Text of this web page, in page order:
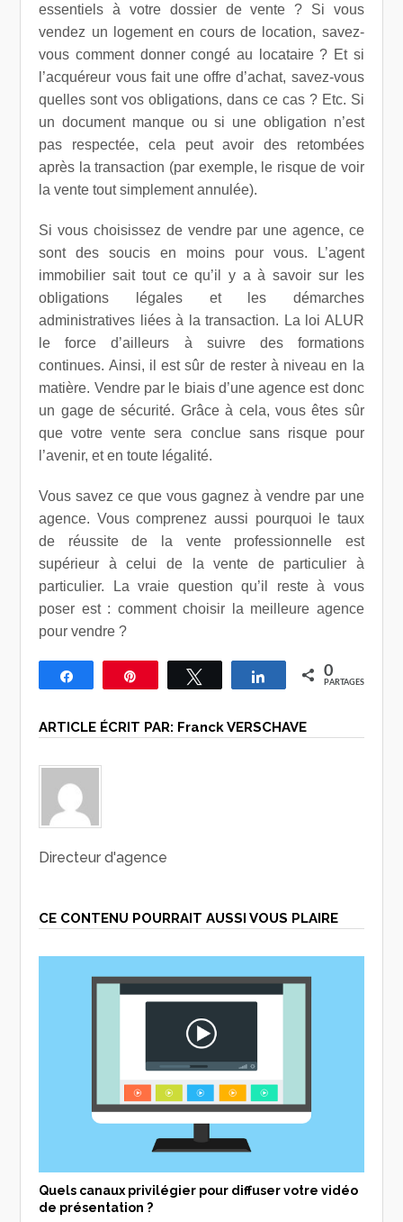
essentiels à votre dossier de vente ? Si vous
vendez un logement en cours de location, savez-
vous comment donner congé au locataire ? Et si
l’acquéreur vous fait une offre d’achat, savez-vous
quelles sont vos obligations, dans ce cas ? Etc. Si
un document manque ou si une obligation n’est
pas respectée, cela peut avoir des retombées
après la transaction (par exemple, le risque de voir
la vente tout simplement annulée).
Si vous choisissez de vendre par une agence, ce
sont des soucis en moins pour vous. L’agent
immobilier sait tout ce qu’il y a à savoir sur les
obligations légales et les démarches
administratives liées à la transaction. La loi ALUR
le force d’ailleurs à suivre des formations
continues. Ainsi, il est sûr de rester à niveau en la
matière. Vendre par le biais d’une agence est donc
un gage de sécurité. Grâce à cela, vous êtes sûr
que votre vente sera conclue sans risque pour
l’avenir, et en toute légalité.
Vous savez ce que vous gagnez à vendre par une
agence. Vous comprenez aussi pourquoi le taux
de réussite de la vente professionnelle est
supérieur à celui de la vente de particulier à
particulier. La vraie question qu’il reste à vous
poser est : comment choisir la meilleure agence
pour vendre ?
Partagez Épingle Tweetez Partagez0
PARTAGES
ARTICLE ÉCRIT PAR: Franck VERSCHAVE
Directeur d'agence
CE CONTENU POURRAIT AUSSI VOUS PLAIRE
Quels canaux privilégier pour diffuser votre vidéo
de présentation ?